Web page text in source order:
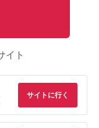
イト
サイトに行く